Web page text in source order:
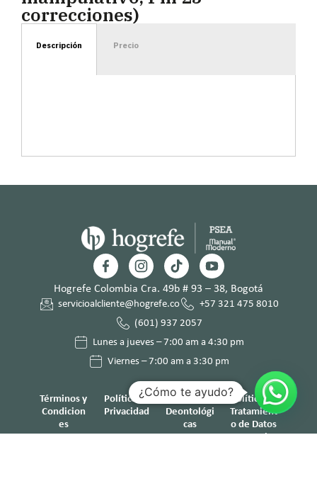
correcciones)
Descripción Precio
Hogrefe Colombia Cra. 49b # 93 – 38, Bogotá
servicioalcliente@hogrefe.co
+57 321 475 8010
(601) 937 2057
Lunes a jueves – 7:00 am a 4:30 pm
Viernes – 7:00 am a 3:30 pm
Términos y
Condicion
es
Política de
Privacidad
Normas
Deontológi
cas
Política de
Tratamient
o de Datos
Personales
¿Cómo te ayudo?